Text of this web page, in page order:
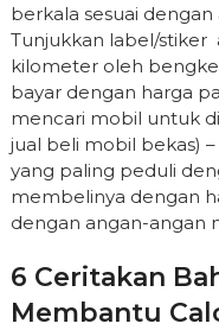
berkala sesuai
Tunjukkan label/
kilometer oleh
bayar dengan harga
mencari mobil untuk
jual beli mobil bekas)
yang paling peduli
membelinya dengan
dengan angan-angan
6 Ceritakan
Membantu